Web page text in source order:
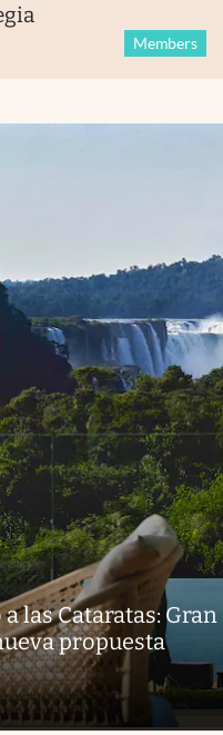
Members
las Cataratas: Gran
propuesta